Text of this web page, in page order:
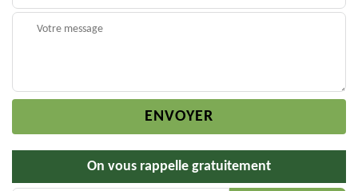
On vous rappelle gratuitement